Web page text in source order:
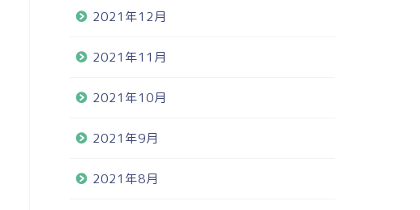
2021年12月
2021年11月
2021年10月
2021年9月
2021年8月